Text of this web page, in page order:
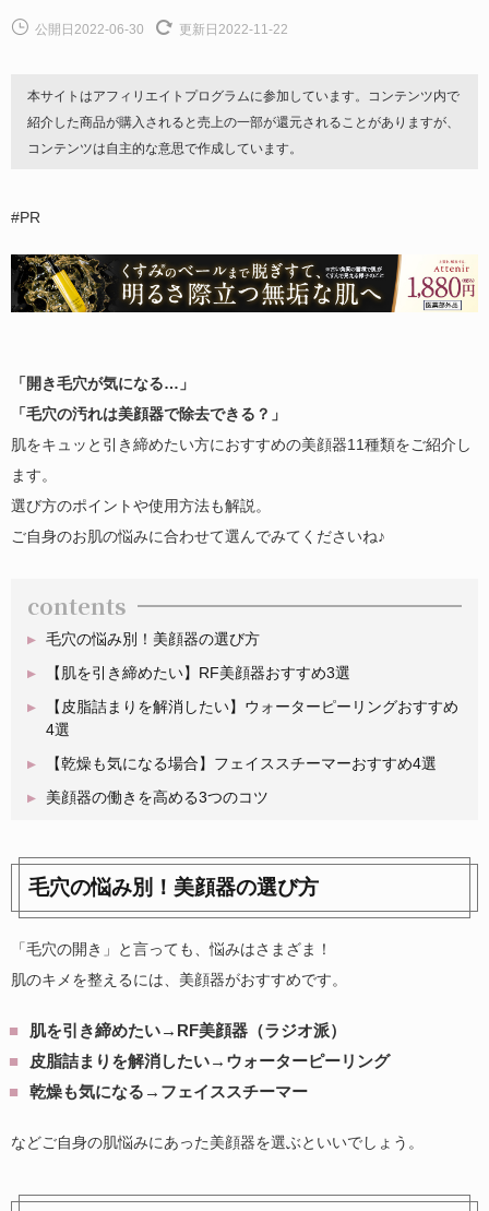
公開日2022-06-30 更新日2022-11-22
本サイトはアフィリエイトプログラムに参加しています。コンテンツ内で
紹介した商品が購入されると売上の一部が還元されることがありますが、
コンテンツは自主的な意思で作成しています。
#PR
「開き毛穴が気になる…」
「毛穴の汚れは美顔器で除去できる？」
肌をキュッと引き締めたい方におすすめの美顔器11種類をご紹介し
ます。
選び方のポイントや使用方法も解説。
ご自身のお肌の悩みに合わせて選んでみてくださいね♪
contents
毛穴の悩み別！美顔器の選び方
【肌を引き締めたい】RF美顔器おすすめ3選
【皮脂詰まりを解消したい】ウォーターピーリングおすすめ
4選
【乾燥も気になる場合】フェイススチーマーおすすめ4選
美顔器の働きを高める3つのコツ
毛穴の悩み別！美顔器の選び方
「毛穴の開き」と言っても、悩みはさまざま！
肌のキメを整えるには、美顔器がおすすめです。
肌を引き締めたい→RF美顔器（ラジオ派）
皮脂詰まりを解消したい→ウォーターピーリング
乾燥も気になる→フェイススチーマー
などご自身の肌悩みにあった美顔器を選ぶといいでしょう。